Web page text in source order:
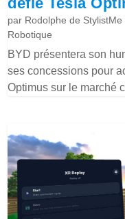
par Rodolphe de StylistMe
Robotique
BYD présentera son
ses concessions pour
Optimus sur le marché